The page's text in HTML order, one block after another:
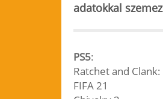
adatokkal
PS5:
Ratchet and
FIFA 21